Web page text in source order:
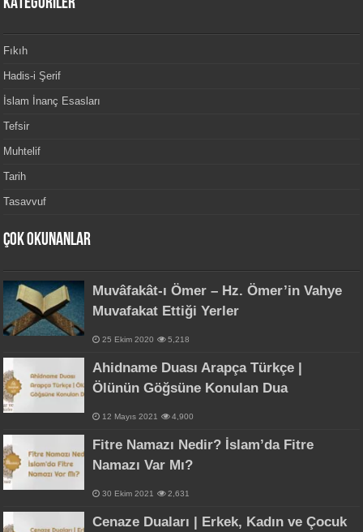
Fıkıh
Hadis-i Şerif
İslam İnanç Esasları
Tefsir
Muhtelif
Tarih
Tasavvuf
Çok Okunanlar
Muvâfakât-ı Ömer – Hz. Ömer’in Vahye
Muvafakat Ettiği Yerler
25 Ekim 2020 5,218
Ahidname Duası Arapça Türkçe |
Ölünün Göğsüne Konulan Dua
12 Mayıs 2021 4,900
Fitre Namazı Nedir? İslam’da Fitre
Namazı Var Mı?
30 Ekim 2021 2,631
Cenaze Duaları | Erkek, Kadın ve Çocuk